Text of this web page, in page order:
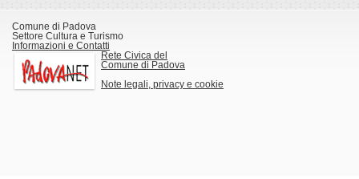
Comune di Padova
Settore Cultura e Turismo
Informazioni e Contatti
Rete Civica del
Comune di Padova
Note legali, privacy e cookie